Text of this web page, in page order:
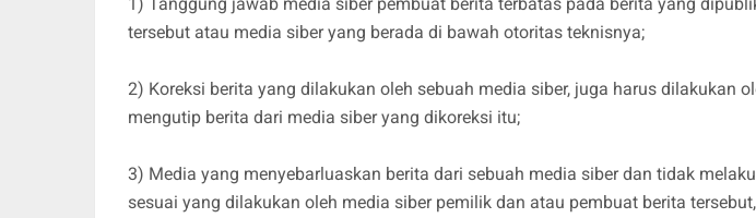
tersebut atau media siber yang berada di bawah otoritas teknisnya;
2) Koreksi berita yang dilakukan oleh sebuah media siber, juga harus dilakukan
mengutip berita dari media siber yang dikoreksi itu;
3) Media yang menyebarluaskan berita dari sebuah media siber dan tidak
sesuai yang dilakukan oleh media siber pemilik dan atau pembuat berita